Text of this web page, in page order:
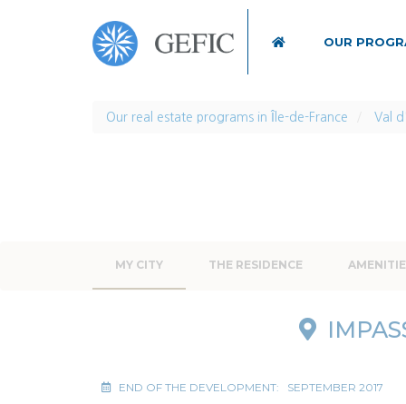
navigation
OUR
Our real estate programs in Île-de-France Val
MY CITY THE RESIDENCE
END OF THE DEVELOPMENT: SEPTEMBER 2017